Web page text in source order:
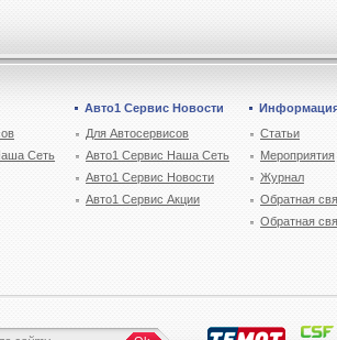
Сеть
Авто1 Сервис Новости
Для Автосервисов
Авто1 Сервис Наша Сеть
Авто1 Сервис Новости
Авто1 Сервис Акции
Статьи
Мероприятия
Журнал
Обратная
Обратная